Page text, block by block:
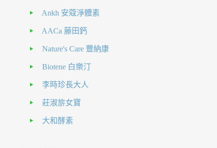
Ankh 安蔻淨體素
AACa 藤田鈣
Nature's Care 豐納康
Biotene 白樂汀
李時珍長大人
莊淑旂女寶
大和酵素